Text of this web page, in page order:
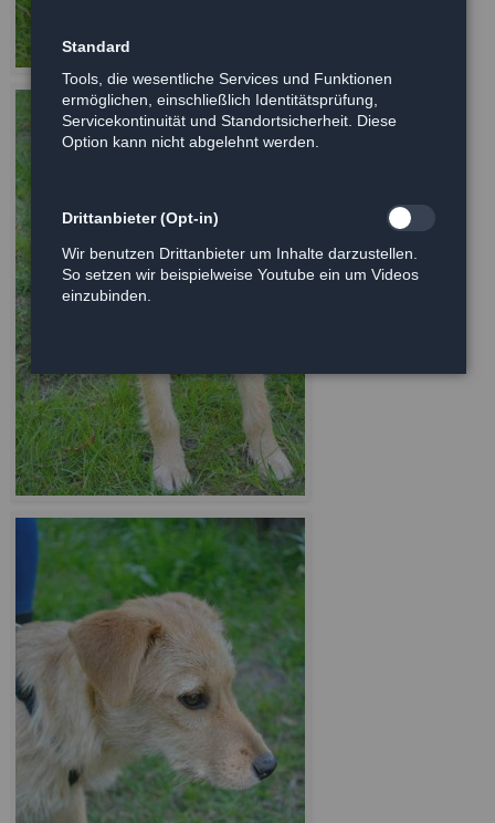
Standard
Tools, die wesentliche Services und Funktionen
ermöglichen, einschließlich Identitätsprüfung,
Servicekontinuität und Standortsicherheit. Diese
Option kann nicht abgelehnt werden.
Drittanbieter (Opt-in)
Wir benutzen Drittanbieter um Inhalte darzustellen.
So setzen wir beispielweise Youtube ein um Videos
einzubinden.